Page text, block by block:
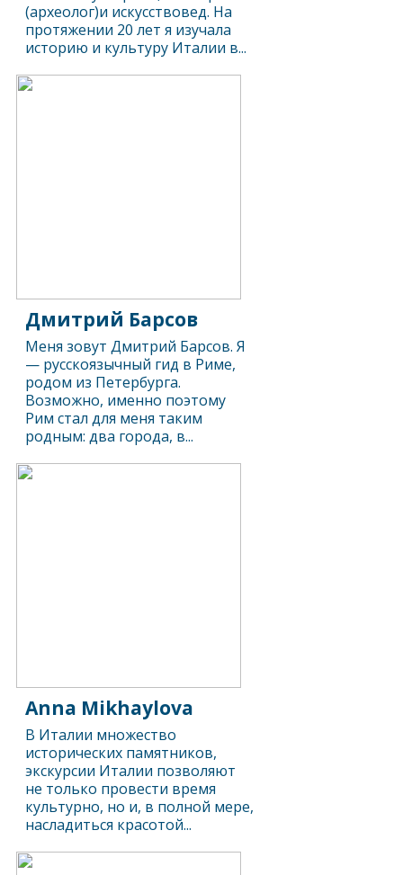
(археолог)и искусствовед. На
протяжении 20 лет я изучала
историю и культуру Италии в...
Дмитрий Барсов
Меня зовут Дмитрий Барсов. Я
— русскоязычный гид в Риме,
родом из Петербурга.
Возможно, именно поэтому
Рим стал для меня таким
родным: два города, в...
Anna Mikhaylova
В Италии множество
исторических памятников,
экскурсии Италии позволяют
не только провести время
культурно, но и, в полной мере,
насладиться красотой...